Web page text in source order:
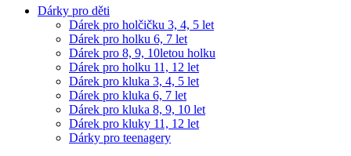
Dárky pro děti
Dárek pro holčičku 3, 4, 5 let
Dárek pro holku 6, 7 let
Dárek pro 8, 9, 10letou holku
Dárek pro holku 11, 12 let
Dárek pro kluka 3, 4, 5 let
Dárek pro kluka 6, 7 let
Dárek pro kluka 8, 9, 10 let
Dárek pro kluky 11, 12 let
Dárky pro teenagery